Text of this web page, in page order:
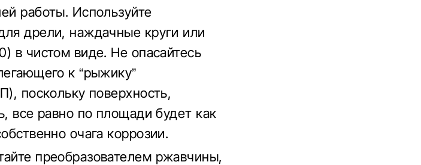
работы. Используйте
дрели, наждачные круги или
в чистом виде. Не опасайтесь
к “рыжику”
поскольку поверхность,
все равно по площади будет как
очага коррозии.
преобразователем ржавчины,